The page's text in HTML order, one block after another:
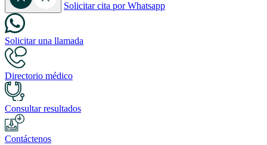
Solicitar cita por Whatsapp
Solicitar una llamada
Directorio médico
Consultar resultados
Contáctenos